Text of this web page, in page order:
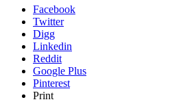
Facebook
Twitter
Digg
Linkedin
Reddit
Google Plus
Pinterest
Print